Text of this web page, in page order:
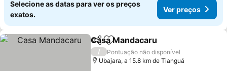
Selecione as datas para ver os preços
exatos.
Ver preços
PartilharAdicionar aos favoritos
Casa Mandacaru
/
Pontuação não disponível
Ubajara, a 15.8 km de Tianguá